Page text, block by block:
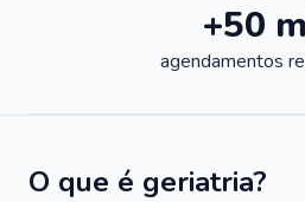
+50
agendamentos
O que é geriatria?